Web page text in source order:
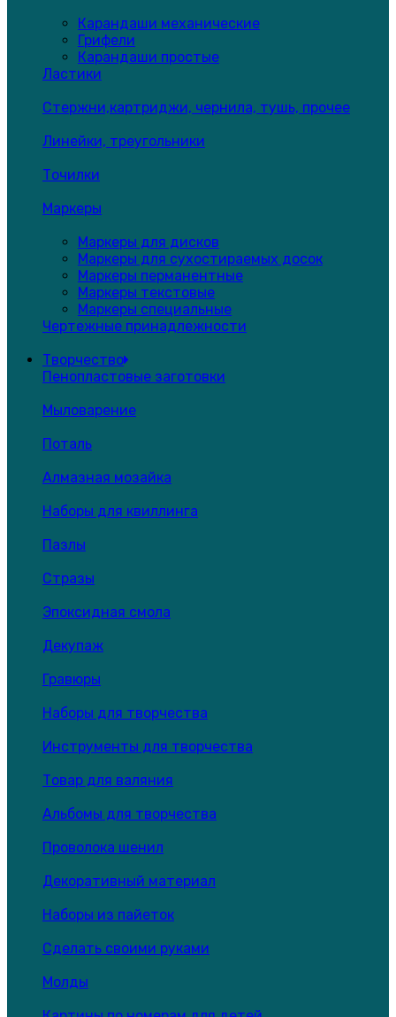
Карандаши механические
Грифели
Карандаши простые
Ластики
Стержни,картриджи, чернила, тушь, прочее
Линейки, треугольники
Точилки
Маркеры
Маркеры для дисков
Маркеры для сухостираемых досок
Маркеры перманентные
Маркеры текстовые
Маркеры специальные
Чертежные принадлежности
Творчество
Пенопластовые заготовки
Мыловарение
Поталь
Алмазная мозайка
Наборы для квиллинга
Пазлы
Стразы
Эпоксидная смола
Декупаж
Гравюры
Наборы для творчества
Инструменты для творчества
Товар для валяния
Альбомы для творчества
Проволока шенил
Декоративный материал
Наборы из пайеток
Сделать своими руками
Молды